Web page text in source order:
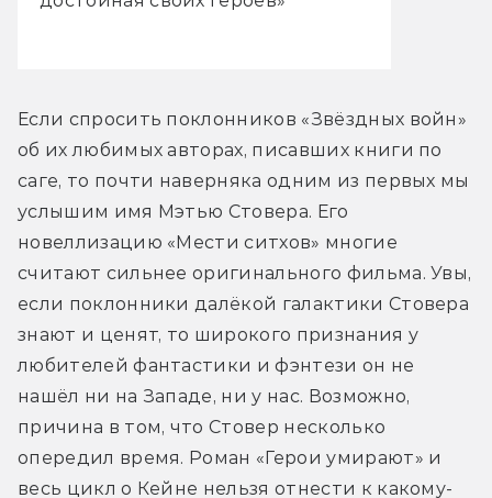
Если спросить поклонников «Звёздных войн»
об их любимых авторах, писавших книги по
саге, то почти наверняка одним из первых мы
услышим имя Мэтью Стовера. Его
новеллизацию «Мести ситхов» многие
считают сильнее оригинального фильма. Увы,
если поклонники далёкой галактики Стовера
знают и ценят, то широкого признания у
любителей фантастики и фэнтези он не
нашёл ни на Западе, ни у нас. Возможно,
причина в том, что Стовер несколько
опередил время. Роман «Герои умирают» и
весь цикл о Кейне нельзя отнести к какому-